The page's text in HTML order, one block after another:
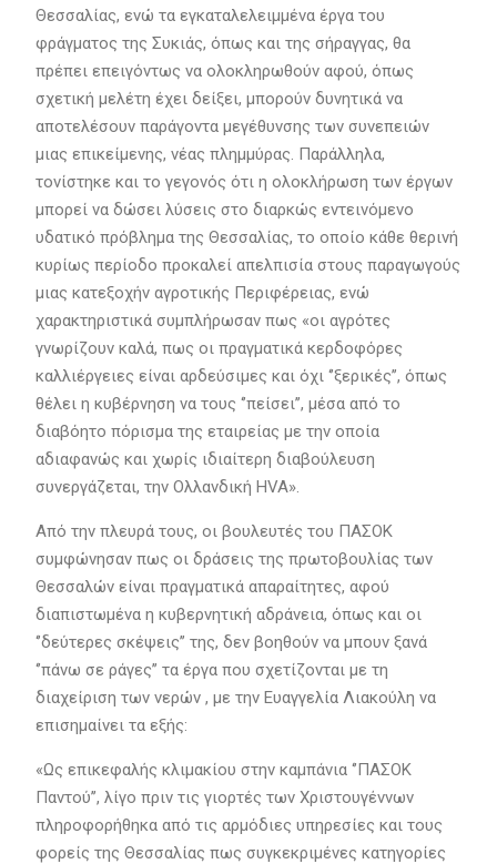
Θεσσαλίας, ενώ τα εγκαταλελειμμένα έργα του
φράγματος της Συκιάς, όπως και της σήραγγας, θα
πρέπει επειγόντως να ολοκληρωθούν αφού, όπως
σχετική μελέτη έχει δείξει, μπορούν δυνητικά να
αποτελέσουν παράγοντα μεγέθυνσης των συνεπειών
μιας επικείμενης, νέας πλημμύρας. Παράλληλα,
τονίστηκε και το γεγονός ότι η ολοκλήρωση των έργων
μπορεί να δώσει λύσεις στο διαρκώς εντεινόμενο
υδατικό πρόβλημα της Θεσσαλίας, το οποίο κάθε θερινή
κυρίως περίοδο προκαλεί απελπισία στους παραγωγούς
μιας κατεξοχήν αγροτικής Περιφέρειας, ενώ
χαρακτηριστικά συμπλήρωσαν πως «οι αγρότες
γνωρίζουν καλά, πως οι πραγματικά κερδοφόρες
καλλιέργειες είναι αρδεύσιμες και όχι ‘’ξερικές’’, όπως
θέλει η κυβέρνηση να τους ‘’πείσει’’, μέσα από το
διαβόητο πόρισμα της εταιρείας με την οποία
αδιαφανώς και χωρίς ιδιαίτερη διαβούλευση
συνεργάζεται, την Ολλανδική HVA».
Από την πλευρά τους, οι βουλευτές του ΠΑΣΟΚ
συμφώνησαν πως οι δράσεις της πρωτοβουλίας των
Θεσσαλών είναι πραγματικά απαραίτητες, αφού
διαπιστωμένα η κυβερνητική αδράνεια, όπως και οι
‘’δεύτερες σκέψεις’’ της, δεν βοηθούν να μπουν ξανά
‘’πάνω σε ράγες’’ τα έργα που σχετίζονται με τη
διαχείριση των νερών , με την Ευαγγελία Λιακούλη να
επισημαίνει τα εξής:
«Ως επικεφαλής κλιμακίου στην καμπάνια ‘’ΠΑΣΟΚ
Παντού’’, λίγο πριν τις γιορτές των Χριστουγέννων
πληροφορήθηκα από τις αρμόδιες υπηρεσίες και τους
φορείς της Θεσσαλίας πως συγκεκριμένες κατηγορίες